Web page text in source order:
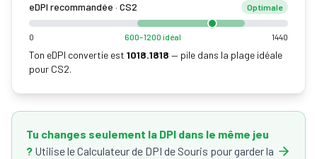
eDPI recommandée · CS2 Optimale
0 600–1200 idéal 1440
Ton eDPI convertie est 1018.1818 — pile dans la plage idéale
pour CS2.
Tu changes seulement la DPI dans le même jeu
? Utilise le Calculateur de DPI de Souris pour garder la